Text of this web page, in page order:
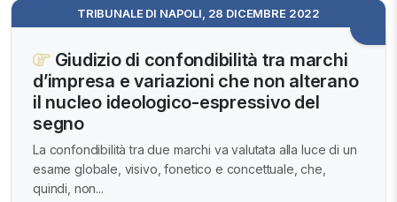
TRIBUNALE DI NAPOLI, 28 DICEMBRE 2022
Giudizio di confondibilità tra marchi
d’impresa e variazioni che non alterano
il nucleo ideologico-espressivo del
segno
La confondibilità tra due marchi va valutata alla luce di un
esame globale, visivo, fonetico e concettuale, che,
quindi, non...